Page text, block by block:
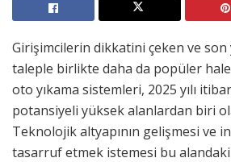
Girişimcilerin dikkatini çeken ve son
taleple birlikte daha da popüler
oto yıkama sistemleri, 2025 yılı
potansiyeli yüksek alanlardan biri
Teknolojik altyapının gelişmesi ve
tasarruf etmek istemesi bu alandaki